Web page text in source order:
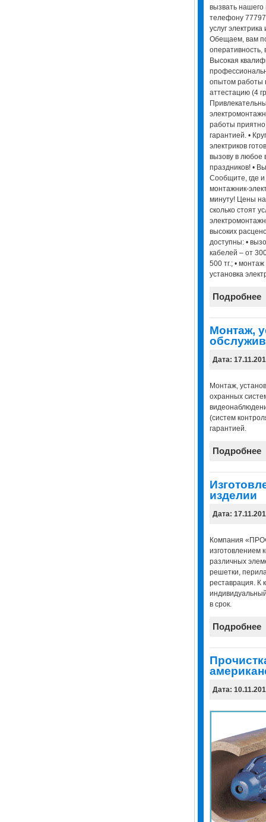
вызвать нашего
телефону
услуг
Обещаем, вам
оперативность,
Высокая
опытом работы
аттестацию (4
работы
гарантией. •
электриков
вызову в любое
праздников! •
Сообщите, где
монтажник-
минуту! Цены на
сколько стоят
высоких
доступны: •
кабелей – от
500 тг.; •
установка
Подробнее
Монтаж,
Дата:
Монтаж,
охранных
(систем
гарантией.
Подробнее
изделии
Дата:
Компания
изготовлением
различных
решетки,
реставрация. К
в срок.
Подробнее
Дата: